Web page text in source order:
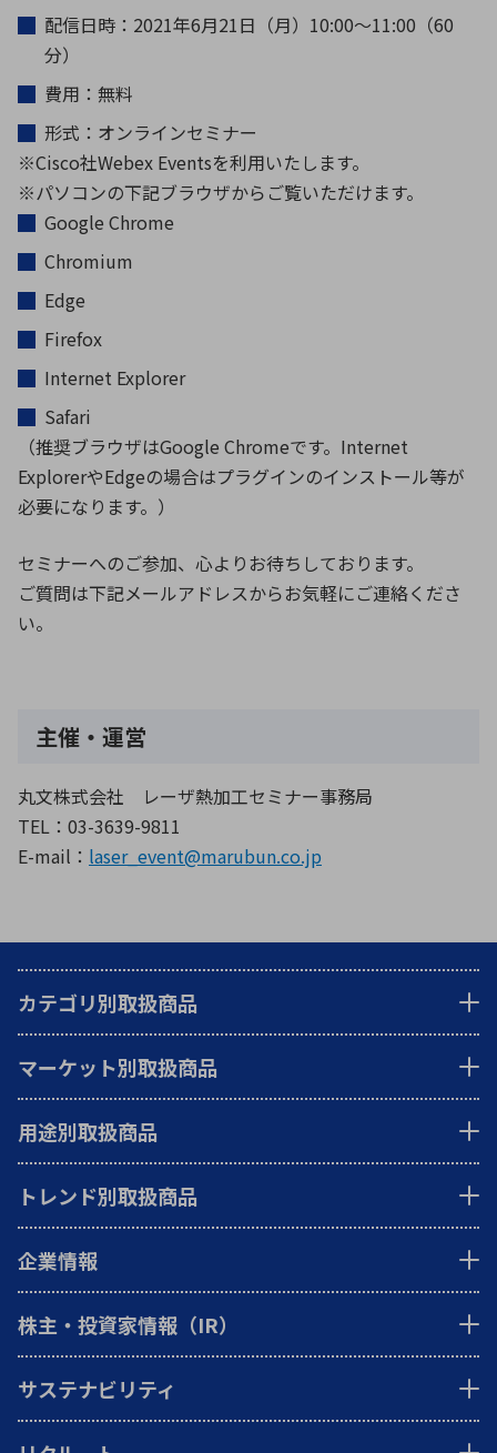
配信日時：2021年6月21日（月）10:00～11:00（60
分）
費用：無料
形式：オンラインセミナー
※Cisco社Webex Eventsを利用いたします。
※パソコンの下記ブラウザからご覧いただけます。
Google Chrome
Chromium
Edge
Firefox
Internet Explorer
Safari
（推奨ブラウザはGoogle Chromeです。Internet
ExplorerやEdgeの場合はプラグインのインストール等が
必要になります。）
セミナーへのご参加、心よりお待ちしております。
ご質問は下記メールアドレスからお気軽にご連絡くださ
い。
主催・運営
丸文株式会社 レーザ熱加工セミナー事務局
TEL：03-3639-9811
E-mail： laser_event@marubun.co.jp
カテゴリ別取扱商品
マーケット別取扱商品
用途別取扱商品
トレンド別取扱商品
企業情報
株主・投資家情報（IR）
サステナビリティ